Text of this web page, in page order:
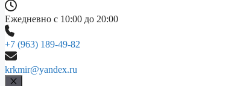
Ежедневно с 10:00 до 20:00
+7 (963) 189-49-82
krkmir@yandex.ru